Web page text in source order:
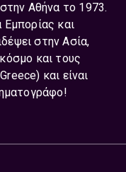
Αθήνα το 1973.
και
στην Ασία,
και τους
και είναι